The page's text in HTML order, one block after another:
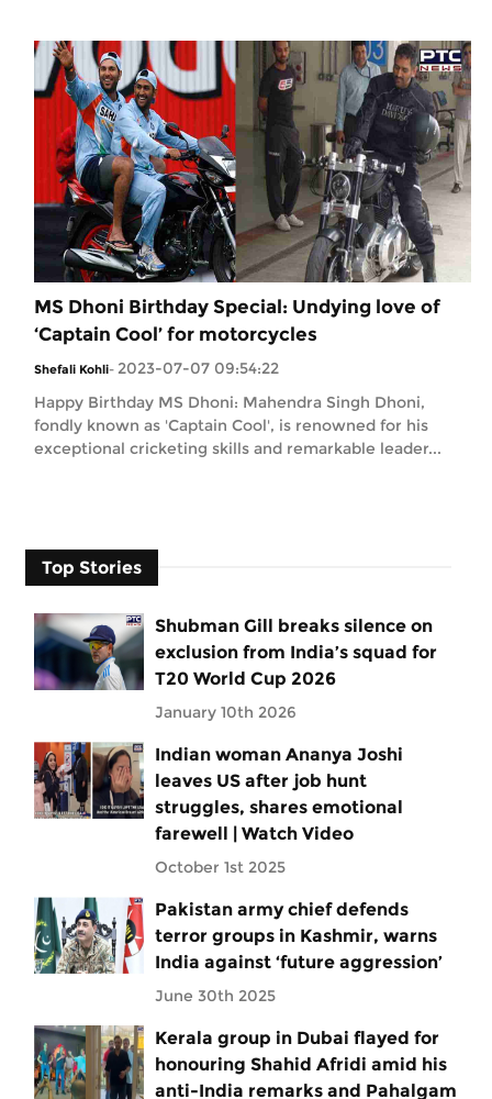
MS Dhoni Birthday Special: Undying love of
‘Captain Cool’ for motorcycles
Shefali Kohli- 2023-07-07 09:54:22
Happy Birthday MS Dhoni: Mahendra Singh Dhoni,
fondly known as 'Captain Cool', is renowned for his
exceptional cricketing skills and remarkable leader...
Top Stories
Shubman Gill breaks silence on
exclusion from India’s squad for
T20 World Cup 2026
January 10th 2026
Indian woman Ananya Joshi
leaves US after job hunt
struggles, shares emotional
farewell | Watch Video
October 1st 2025
Pakistan army chief defends
terror groups in Kashmir, warns
India against ‘future aggression’
June 30th 2025
Kerala group in Dubai flayed for
honouring Shahid Afridi amid his
anti-India remarks and Pahalgam